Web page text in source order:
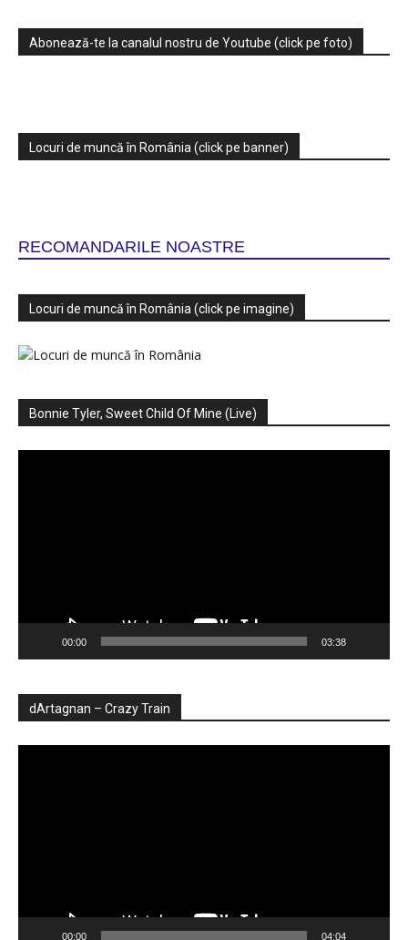
Abonează-te la canalul nostru de Youtube (click pe foto)
Locuri de muncă în România (click pe banner)
RECOMANDARILE NOASTRE
Locuri de muncă în România (click pe imagine)
Bonnie Tyler, Sweet Child Of Mine (Live)
00:00 03:38
dArtagnan – Crazy Train
00:00 04:04